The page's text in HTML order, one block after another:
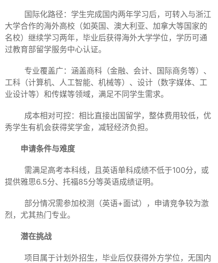
国际化路径：学生完成国内两年学习后，可转入与浙江
大学合作的海外高校（如英国、澳大利亚、加拿大等国家的
名校）继续学习两年，毕业后获得海外大学学位，学历可通
过教育部留学服务中心认证。
专业覆盖广：涵盖商科（金融、会计、国际商务等）、
工科（计算机、人工智能、机械等）、设计（数字媒体、工
业设计等）和传媒等领域，满足不同学生需求。
成本相对可控：相比直接出国留学，整体费用较低，优
秀学生有机会获得奖学金，减轻经济负担。
申请条件与难度
需满足高考本科线，且英语单科成绩不低于100分，或
提供雅思6.5分、托福85分等英语成绩证明。
部分情况需参加校测（英语+面试），申请竞争较为激
烈，尤其热门专业。
潜在挑战
项目属于计划外招生，毕业后仅获得外方学位，无国内